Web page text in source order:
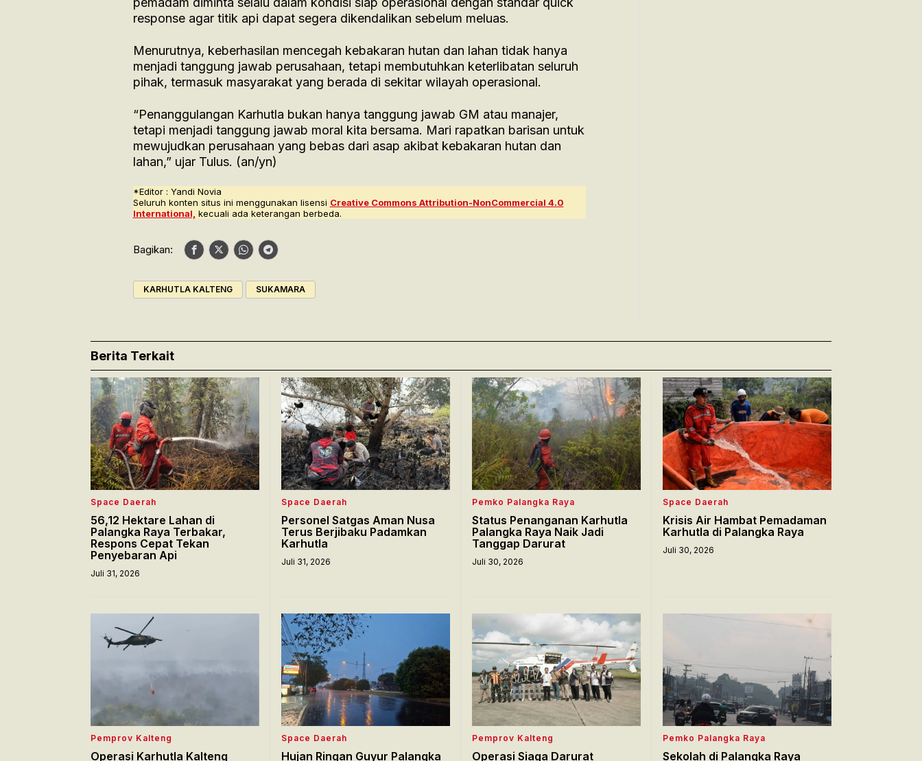
response agar titik api dapat segera dikendalikan sebelum meluas.
Menurutnya, keberhasilan mencegah kebakaran hutan dan lahan tidak hanya
menjadi tanggung jawab perusahaan, tetapi membutuhkan keterlibatan seluruh
pihak, termasuk masyarakat yang berada di sekitar wilayah operasional.
“Penanggulangan Karhutla bukan hanya tanggung jawab GM atau manajer,
tetapi menjadi tanggung jawab moral kita bersama. Mari rapatkan barisan untuk
mewujudkan perusahaan yang bebas dari asap akibat kebakaran hutan dan
lahan,” ujar Tulus. (an/yn)
*Editor : Yandi Novia
Seluruh konten situs ini menggunakan lisensi Creative Commons Attribution-NonCommercial 4.0
International, kecuali ada keterangan berbeda.
Bagikan:
KARHUTLA KALTENG SUKAMARA
Berita Terkait
Space Daerah
56,12 Hektare Lahan di
Palangka Raya Terbakar,
Respons Cepat Tekan
Penyebaran Api
Juli 31, 2026
Space Daerah
Personel Satgas Aman Nusa
Terus Berjibaku Padamkan
Karhutla
Juli 31, 2026
Pemko Palangka Raya
Status Penanganan Karhutla
Palangka Raya Naik Jadi
Tanggap Darurat
Juli 30, 2026
Space Daerah
Krisis Air Hambat Pemadaman
Karhutla di Palangka Raya
Juli 30, 2026
Pemprov Kalteng
Operasi Karhutla Kalteng
Space Daerah
Hujan Ringan Guyur Palangka
Pemprov Kalteng
Operasi Siaga Darurat
Pemko Palangka Raya
Sekolah di Palangka Raya